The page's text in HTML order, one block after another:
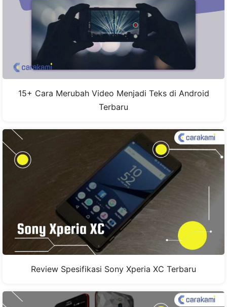
15+ Cara Merubah Video Menjadi Teks di Android
Terbaru
Review Spesifikasi Sony Xperia XC Terbaru